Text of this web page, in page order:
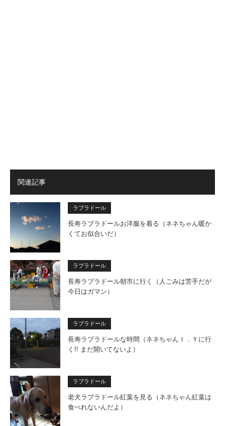
関連記事
ラブラドール
長寿ラブラドールお洋服を着る（ネネちゃん暖か
くてお似合いだ）
ラブラドール
長寿ラブラドール朝市に行く（人ごみは苦手だが
今日はガマン）
ラブラドール
長寿ラブラドールな時間（ネネちゃんＩ．Ｙに行
く!! まだ開いてないよ）
ラブラドール
老犬ラブラドール紅葉を見る（ネネちゃん紅葉は
食べれないんだよ）